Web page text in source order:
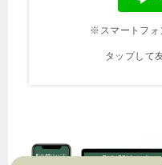
※スマートフォ
タップして